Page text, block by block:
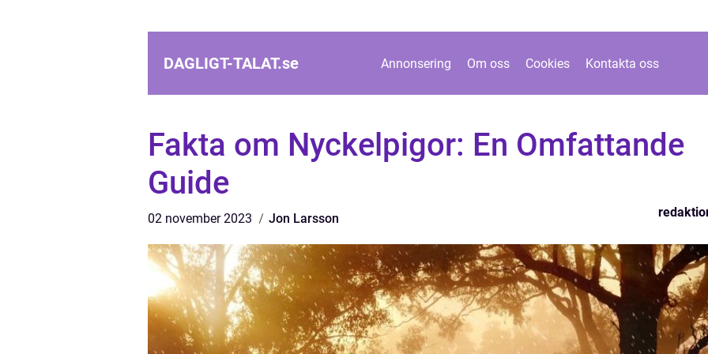
DAGLIGT-TALAT.se Annonsering Om oss Cookies Kontakta oss
Fakta om Nyckelpigor: En Omfattande
Guide
02 november 2023 Jon Larsson